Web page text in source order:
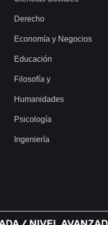
Derecho
Economía y Negocios
Educación
Filosofía y
Humanidades
Psicología
Ingeniería